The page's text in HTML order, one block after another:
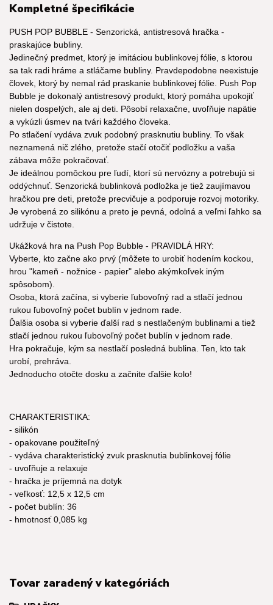
Kompletné špecifikácie
PUSH POP BUBBLE - Senzorická, antistresová hračka -
praskajúce bubliny.
Jedinečný predmet, ktorý je imitáciou bublinkovej fólie, s ktorou
sa tak radi hráme a stláčame bubliny. Pravdepodobne neexistuje
človek, ktorý by nemal rád praskanie bublinkovej fólie. Push Pop
Bubble je dokonalý antistresový produkt, ktorý pomáha upokojiť
nielen dospelých, ale aj deti. Pôsobí relaxačne, uvoľňuje napätie
a vykúzli úsmev na tvári každého človeka.
Po stlačení vydáva zvuk podobný prasknutiu bubliny. To však
neznamená nič zlého, pretože stačí otočiť podložku a vaša
zábava môže pokračovať.
Je ideálnou pomôckou pre ľudí, ktorí sú nervózny a potrebujú si
oddýchnuť. Senzorická bublinková podložka je tiež zaujímavou
hračkou pre deti, pretože precvičuje a podporuje rozvoj motoriky.
Je vyrobená zo silikónu a preto je pevná, odolná a veľmi ľahko sa
udržuje v čistote.
Ukážková hra na Push Pop Bubble - PRAVIDLÁ HRY:
Vyberte, kto začne ako prvý (môžete to urobiť hodením kockou,
hrou "kameň - nožnice - papier" alebo akýmkoľvek iným
spôsobom).
Osoba, ktorá začína, si vyberie ľubovoľný rad a stlačí jednou
rukou ľubovoľný počet bublín v jednom rade.
Ďalšia osoba si vyberie ďalší rad s nestlačeným bublinami a tiež
stlačí jednou rukou ľubovoľný počet bublín v jednom rade.
Hra pokračuje, kým sa nestlačí posledná bublina. Ten, kto tak
urobí, prehráva.
Jednoducho otočte dosku a začnite ďalšie kolo!
CHARAKTERISTIKA:
- silikón
- opakovane použiteľný
- vydáva charakteristický zvuk prasknutia bublinkovej fólie
- uvoľňuje a relaxuje
- hračka je príjemná na dotyk
- veľkosť: 12,5 x 12,5 cm
- počet bublín: 36
- hmotnosť 0,085 kg
Tovar zaradený v kategóriách